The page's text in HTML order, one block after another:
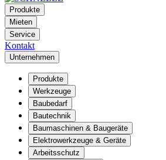
Produkte
Mieten
Service
Kontakt
Unternehmen
Produkte
Werkzeuge
Baubedarf
Bautechnik
Baumaschinen & Baugeräte
Elektrowerkzeuge & Geräte
Arbeitsschutz